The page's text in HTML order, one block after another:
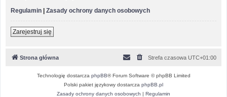
Regulamin | Zasady ochrony danych osobowych
Zarejestruj się
Strona główna Strefa czasowa UTC+01:00
Technologię dostarcza phpBB® Forum Software © phpBB Limited
Polski pakiet językowy dostarcza phpBB.pl
Zasady ochrony danych osobowych | Regulamin